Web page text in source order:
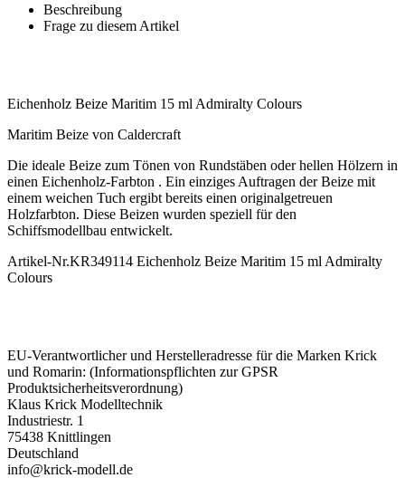
Beschreibung
Frage zu diesem Artikel
Eichenholz Beize Maritim 15 ml Admiralty Colours
Maritim Beize von Caldercraft
Die ideale Beize zum Tönen von Rundstäben oder hellen Hölzern in
einen Eichenholz-Farbton . Ein einziges Auftragen der Beize mit
einem weichen Tuch ergibt bereits einen originalgetreuen
Holzfarbton. Diese Beizen wurden speziell für den
Schiffsmodellbau entwickelt.
Artikel-Nr.KR349114 Eichenholz Beize Maritim 15 ml Admiralty
Colours
EU-Verantwortlicher und Herstelleradresse für die Marken Krick
und Romarin: (Informationspflichten zur GPSR
Produktsicherheitsverordnung)
Klaus Krick Modelltechnik
Industriestr. 1
75438 Knittlingen
Deutschland
info@krick-modell.de